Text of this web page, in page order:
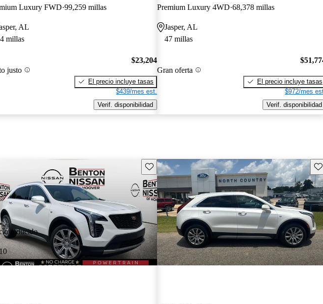
Luxury FWD 99,259 millas
AL
millas
justo
$23,204
El precio incluye tasas
$439/mes est.
Verif. disponibilidad
Premium Luxury 4WD 68,378 millas
Jasper, AL
47 millas
Gran oferta
El precio incluye tasas
$972/mes
Verif. disponibilidad
Aviso
reducido
Guarda este Aviso